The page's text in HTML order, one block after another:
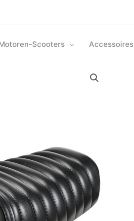
Scooters Accessoires